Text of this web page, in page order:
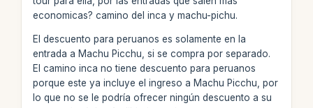
economicas? camino del inca y machu-pichu.
El descuento para peruanos es solamente en la
entrada a Machu Picchu, si se compra por separado.
El camino inca no tiene descuento para peruanos
porque este ya incluye el ingreso a Machu Picchu, por
lo que no se le podría ofrecer ningún descuento a su